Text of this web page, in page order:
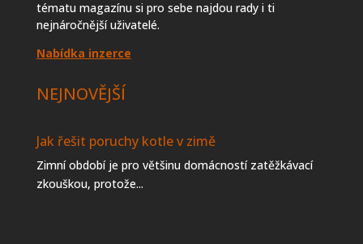
tématu magazínu si pro sebe najdou rady i ti
nejnáročnější uživatelé.
Nabídka inzerce
NEJNOVĚJŠÍ
Jak řešit poruchy kotle v zimě
Zimní období je pro většinu domácností zatěžkávací
zkouškou, protože...